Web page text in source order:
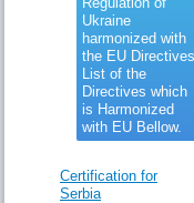
Ukraine
harmonized with
the EU
List of the
Directives which
is Harmonized
with EU Bellow.
Certification for
Serbia